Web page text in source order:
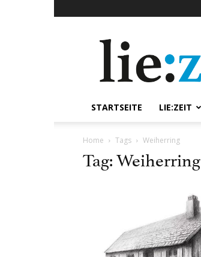
STARTSEITE LIE:ZEIT
Home Tags Weiherring
Tag: Weiherring